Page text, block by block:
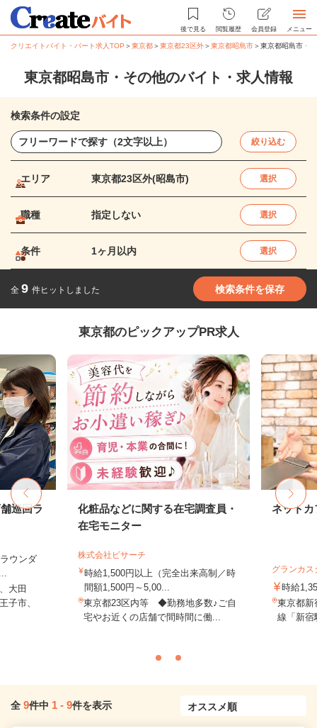
後で見る 閲覧履歴 会員登録 メニュー
クリエイトバイト・パート求人TOP ＞東京都＞東京都23区外＞東京都昭島市＞東京都昭島市・
東京都昭島市・その他のバイト・求人情報
検索条件の設定
絞り込む
エリア 東京都23区外(昭島市) 選択
職種 指定しない 選択
条件 1ヶ月以内 選択
全 9 件ヒットしました 検索条件を保存
東京都のピックアップPR求人
巡回ラ
ウンダ
大田
子市、
化粧品などに関する在宅調査員・
在宅モニター
株式会社ビサーチ
時給1,500円以上（完全出来高制／時
間額1,500円～5,00...
東京都23区内等 ◆勤務地多数♪ご自
宅やお近くの店舗で間時間に働...
ネットカ
グランカ
時給
東京都新
線「新宿
全 9件中 1 - 9件を表示